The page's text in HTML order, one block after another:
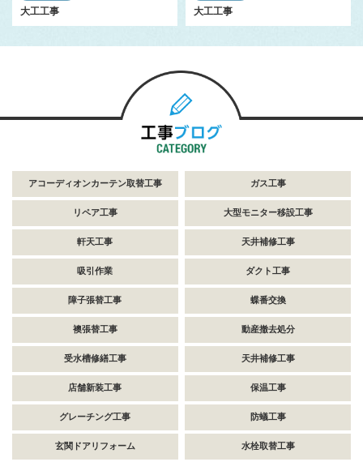
大工工事 大工工事
アコーディオンカーテン取替工事 ガス工事
リペア工事 大型モニター移設工事
軒天工事 天井補修工事
吸引作業 ダクト工事
障子張替工事 蝶番交換
襖張替工事 動産撤去処分
受水槽修繕工事 天井補修工事
店舗新装工事 保温工事
グレーチング工事 防蟻工事
玄関ドアリフォーム 水栓取替工事